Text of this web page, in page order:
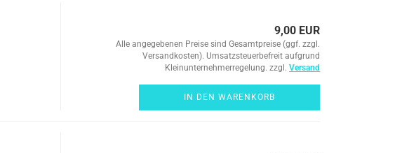
9,00 EUR
Alle angegebenen Preise sind Gesamtpreise (ggf. zzgl.
Versandkosten). Umsatzsteuerbefreit aufgrund
Kleinunternehmerregelung. zzgl. Versand
IN DEN WARENKORB